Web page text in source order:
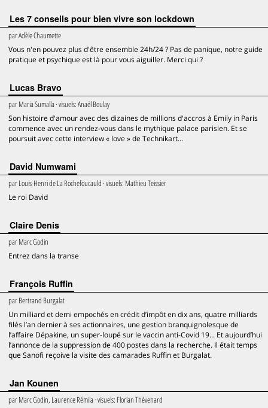
Les 7 conseils pour bien vivre son lockdown
parAdèle Chaumette
Vous n'en pouvez plus d'être ensemble 24h/24 ? Pas de panique, notre guide
pratique et psychique est là pour vous aiguiller. Merci qui ?
Lucas Bravo
parMaria Sumalla · visuels:Anaël Boulay
Son histoire d'amour avec des dizaines de millions d'accros à Emily in Paris
commence avec un rendez-vous dans le mythique palace parisien. Et se
poursuit avec cette interview « love » de Technikart...
David Numwami
parLouis-Henri de La Rochefoucauld · visuels: Mathieu Teissier
Le roi David
Claire Denis
parMarc Godin
Entrez dans la transe
François Ruffin
parBertrand Burgalat
Un milliard et demi empochés en crédit d’impôt en dix ans, quatre milliards
filés l’an dernier à ses actionnaires, une gestion branquignolesque de
l’affaire Dépakine, un super-loupé sur le vaccin anti-Covid 19... Et aujourd’hui
l’annonce de la suppression de 400 postes dans la recherche. Il était temps
que Sanofi reçoive la visite des camarades Ruffin et Burgalat.
Jan Kounen
parMarc Godin, Laurence Rémila · visuels: Florian Thévenard